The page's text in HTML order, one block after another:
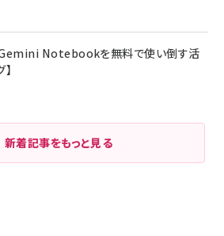
Gemini Notebookを無料で使い倒す活
新着記事をもっと見る